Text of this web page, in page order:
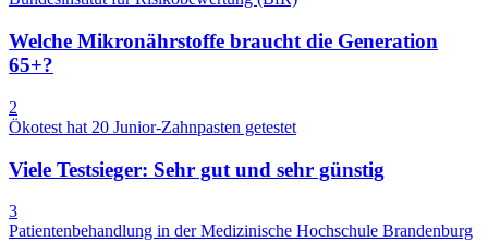
Welche Mikronährstoffe braucht die Generation
65+?
2
Ökotest hat 20 Junior-Zahnpasten getestet
Viele Testsieger: Sehr gut und sehr günstig
3
Patientenbehandlung in der Medizinische Hochschule Brandenburg